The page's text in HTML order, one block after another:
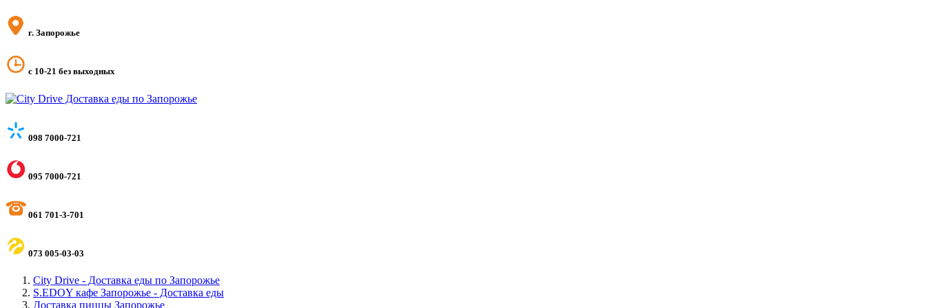
г. Запорожье
с 10-21 без выходных
098 7000-721
095 7000-721
061 701-3-701
073 005-03-03
City Drive - Доставка еды по Запорожье
S.EDOY кафе Запорожье - Доставка еды
Доставка пиццы Запорожье